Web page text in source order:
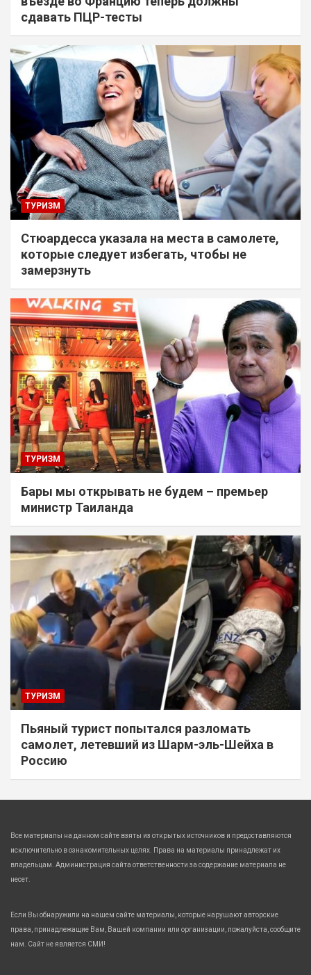
сдавать ПЦР-тесты
ТУРИЗМ
Стюардесса указала на места в самолете,
которые следует избегать, чтобы не
замерзнуть
ТУРИЗМ
Бары мы открывать не будем – премьер
министр Таиланда
ТУРИЗМ
Пьяный турист попытался разломать
самолет, летевший из Шарм-эль-Шейха в
Россию
Все материалы на данном сайте взяты из открытых источников и предоставляются
исключительно в ознакомительных целях. Права на материалы принадлежат их
владельцам. Администрация сайта ответственности за содержание материала не
несет.
Если Вы обнаружили на нашем сайте материалы, которые нарушают авторские
права, принадлежащие Вам, Вашей компании или организации, пожалуйста, сообщите
нам. Сайт не является СМИ!